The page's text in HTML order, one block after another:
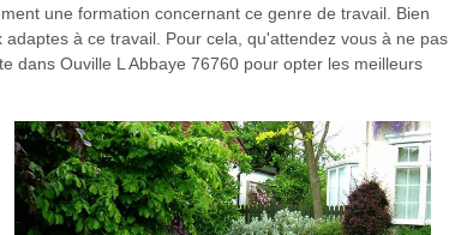
une formation concernant ce genre de travail. Bien
à ce travail. Pour cela, qu'attendez vous à ne pas
dans Ouville L Abbaye 76760 pour opter les meilleurs